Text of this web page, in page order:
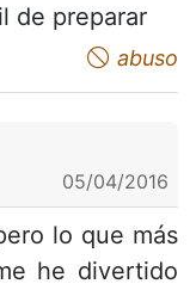
de preparar
abuso
05/04/2016
lo que más
he divertido